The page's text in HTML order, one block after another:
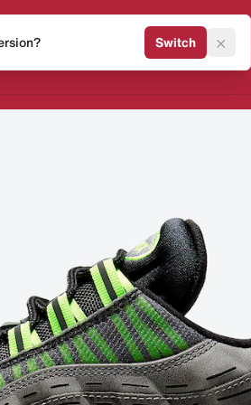
Release Kalender Sneaker
Switch ×